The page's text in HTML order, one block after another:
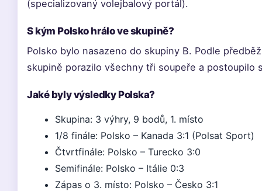
(specializovaný volejbalový portál).
S kým Polsko hrálo ve skupině?
Polsko bylo nasazeno do skupiny B. Podle
skupině porazilo všechny tři soupeře a postoupilo
Jaké byly výsledky Polska?
Skupina: 3 výhry, 9 bodů, 1. místo
1/8 finále: Polsko – Kanada 3:1 (Polsat Sport)
Čtvrtfinále: Polsko – Turecko 3:0
Semifinále: Polsko – Itálie 0:3
Zápas o 3. místo: Polsko – Česko 3:1